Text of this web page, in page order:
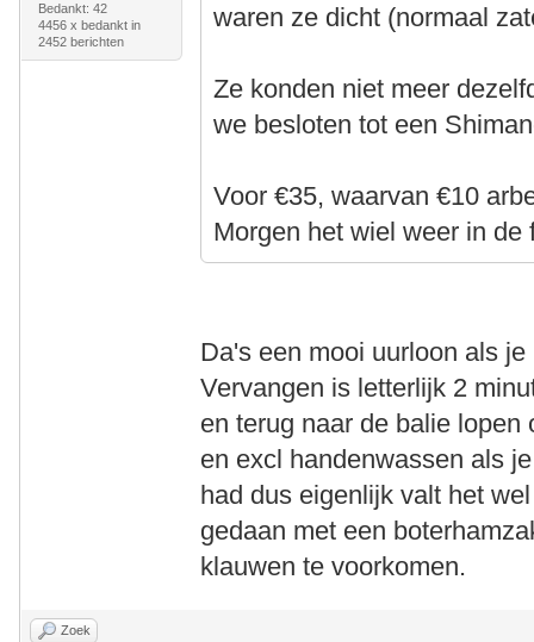
Bedankt: 42
4456 x bedankt in
2452 berichten
waren ze dicht (normaal
Ze konden niet meer
we besloten tot een
Voor €35, waarvan €10
Morgen het wiel weer in
Da's een mooi uurloon als
Vervangen is letterlijk 2
en terug naar de balie
en excl handenwassen als
had dus eigenlijk valt het
gedaan met een
klauwen te voorkomen.
Zoek